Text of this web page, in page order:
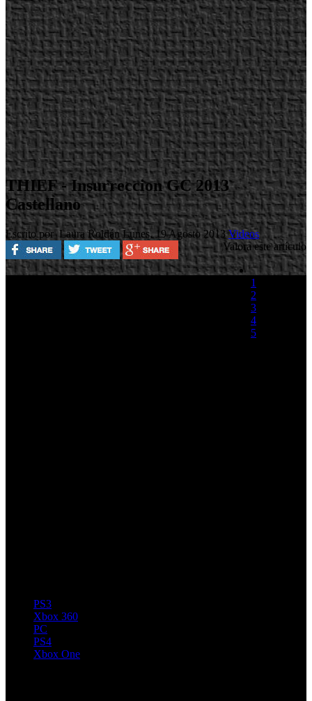
THIEF - Insurreccion GC 2013
Castellano
Escrito por Laura RoldánLunes, 19 Agosto 2013Videos
Valora este artículo
1
2
3
4
5
PS3
Xbox 360
PC
PS4
Xbox One